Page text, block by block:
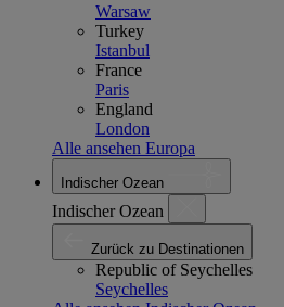
Warsaw
Turkey
Istanbul
France
Paris
England
London
Alle ansehen Europa
Indischer Ozean
Indischer Ozean
Zurück zu Destinationen
Republic of Seychelles
Seychelles